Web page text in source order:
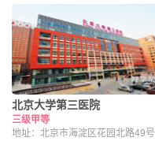
北京大学第三医院
三级甲等
地址：北京市海淀区花园北路49号